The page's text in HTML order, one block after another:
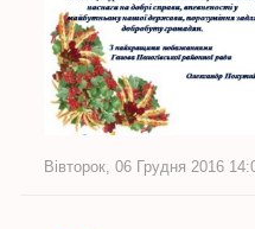
Вівторок, 06 Грудня 2016